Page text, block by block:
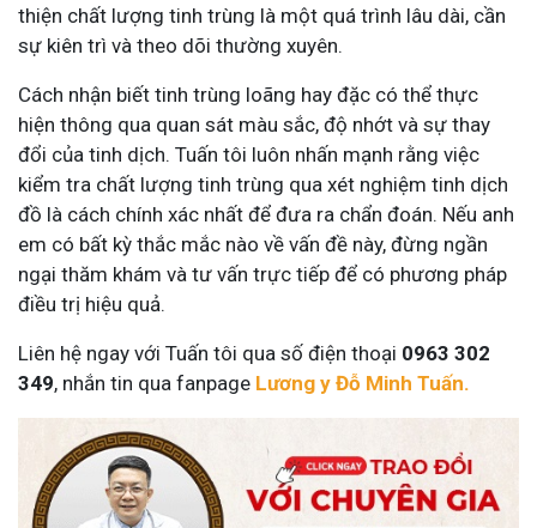
thiện chất lượng tinh trùng là một quá trình lâu dài, cần
sự kiên trì và theo dõi thường xuyên.
Cách nhận biết tinh trùng loãng hay đặc có thể thực
hiện thông qua quan sát màu sắc, độ nhớt và sự thay
đổi của tinh dịch. Tuấn tôi luôn nhấn mạnh rằng việc
kiểm tra chất lượng tinh trùng qua xét nghiệm tinh dịch
đồ là cách chính xác nhất để đưa ra chẩn đoán. Nếu anh
em có bất kỳ thắc mắc nào về vấn đề này, đừng ngần
ngại thăm khám và tư vấn trực tiếp để có phương pháp
điều trị hiệu quả.
Liên hệ ngay với Tuấn tôi qua số điện thoại 0963 302
349, nhắn tin qua fanpage Lương y Đỗ Minh Tuấn.